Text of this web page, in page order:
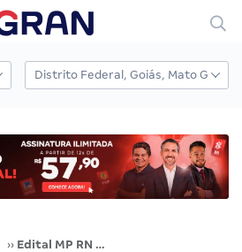
›› Edital MP RN 2017: veja análise completa do EDITAL e dicas [vídeo]